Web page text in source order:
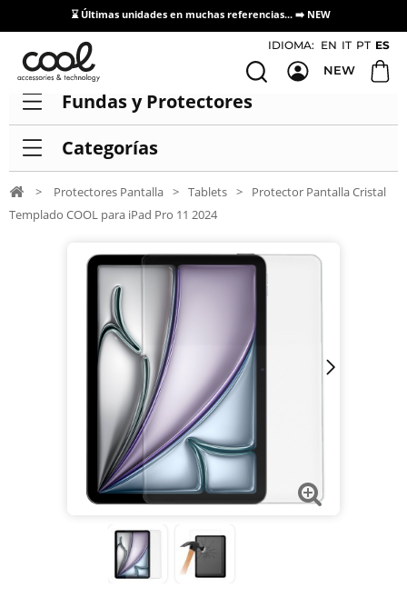
⌛ Últimas unidades en muchas referencias... ➡️ NEW
Acceso / Registro Distribuidores
IDIOMA: EN IT PT ES
NEW
Fundas y Protectores
Categorías
> Protectores Pantalla > Tablets >
Protector Pantalla Cristal
Templado COOL para iPad Pro 11 2024